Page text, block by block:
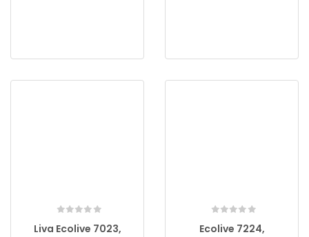
Liva Ecolive 7023,
Ecolive 7224,